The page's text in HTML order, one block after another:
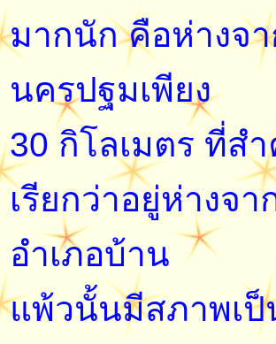
มากนัก คือห่างจา
นครปฐมเพียง
30 กิโลเมตร ที่ส
เรียกว่าอยู่ห่างจ
อำเภอบ้าน
แพ้วนั้นมีสภาพเ